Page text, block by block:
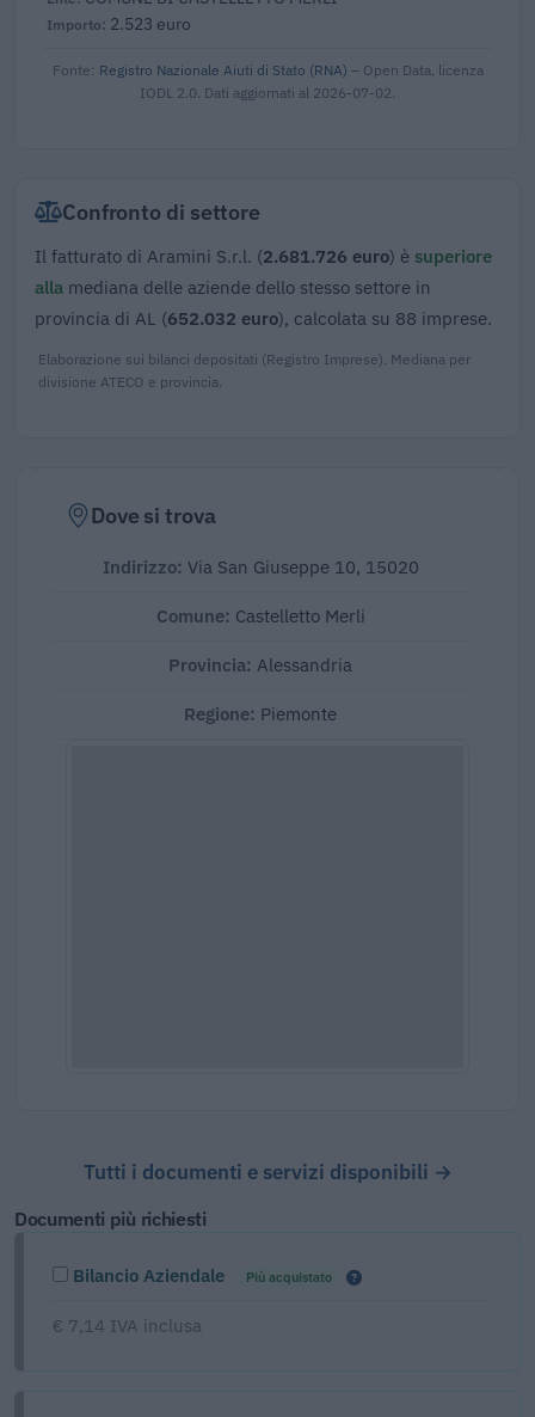
2.523 euro
Fonte: Registro Nazionale Aiuti di Stato (RNA) – Open Data, licenza
IODL 2.0. Dati aggiornati al 2026-07-02.
Confronto di settore
Il fatturato di Aramini S.r.l. (2.681.726 euro) è superiore
alla mediana delle aziende dello stesso settore in
provincia di AL (652.032 euro), calcolata su 88 imprese.
Elaborazione sui bilanci depositati (Registro Imprese). Mediana per
divisione ATECO e provincia.
Dove si trova
Indirizzo: Via San Giuseppe 10, 15020
Comune: Castelletto Merli
Provincia: Alessandria
Regione: Piemonte
Tutti i documenti e servizi disponibili →
Documenti più richiesti
Bilancio Aziendale Più acquistato
€ 7,14 IVA inclusa